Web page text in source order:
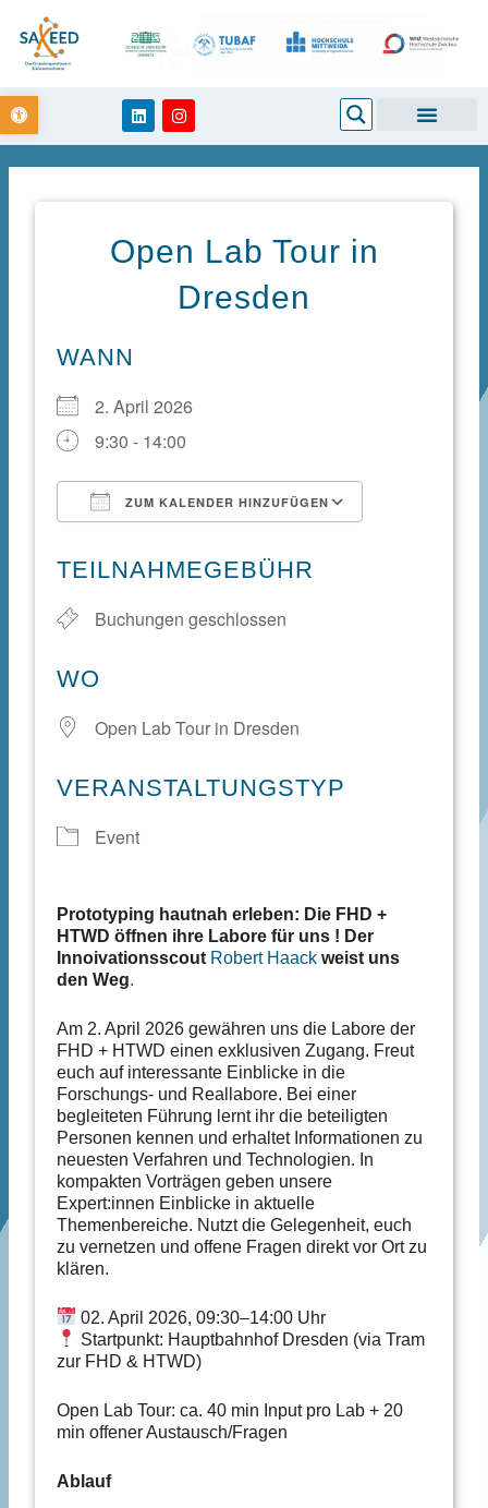
Open toolbar
Inhalt
springen
Search
L
i
e
i
I
n
a
r
Open Lab Tour in
Dresden
WANN
2. April 2026
9:30 - 14:00
ZUM KALENDER HINZUFÜGEN
TEILNAHMEGEBÜHR
Buchungen geschlossen
WO
Open Lab Tour in Dresden
VERANSTALTUNGSTYP
Event
Prototyping hautnah erleben: Die FHD +
HTWD öffnen ihre Labore für uns ! Der
Innoivationsscout Robert Haack weist uns
den Weg.
Am 2. April 2026 gewähren uns die Labore der
FHD + HTWD einen exklusiven Zugang. Freut
euch auf interessante Einblicke in die
Forschungs- und Reallabore. Bei einer
begleiteten Führung lernt ihr die beteiligten
Personen kennen und erhaltet Informationen zu
neuesten Verfahren und Technologien. In
kompakten Vorträgen geben unsere
Expert:innen Einblicke in aktuelle
Themenbereiche. Nutzt die Gelegenheit, euch
zu vernetzen und offene Fragen direkt vor Ort zu
klären.
02. April 2026, 09:30–14:00 Uhr
Startpunkt: Hauptbahnhof Dresden (via Tram
zur FHD & HTWD)
Open Lab Tour: ca. 40 min Input pro Lab + 20
min offener Austausch/Fragen
Ablauf